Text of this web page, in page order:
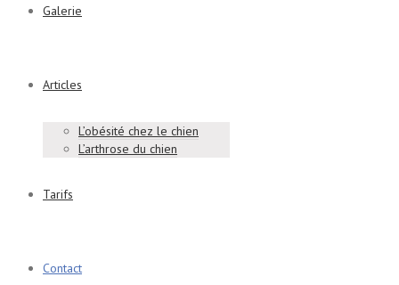
Galerie
Articles
L’obésité chez le chien
L’arthrose du chien
Tarifs
Contact